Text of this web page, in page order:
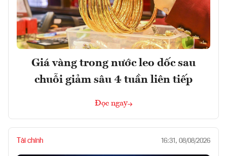
Giá vàng trong nước leo dốc sau
chuỗi giảm sâu 4 tuần liên tiếp
Đọc ngay
Tài chính 16:31, 08/08/2026